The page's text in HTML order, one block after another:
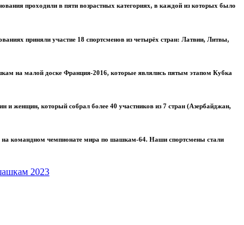
проходили в пяти возрастных категориях, в каждой из которых было
приняли участие 18 спортсменов из четырёх стран: Латвии, Литвы,
на малой доске Франция-2016, которые являлись пятым этапом Кубка
который собрал более 40 участников из 7 стран (Азербайджан,
командном чемпионате мира по шашкам-64. Наши спортсмены стали
2023